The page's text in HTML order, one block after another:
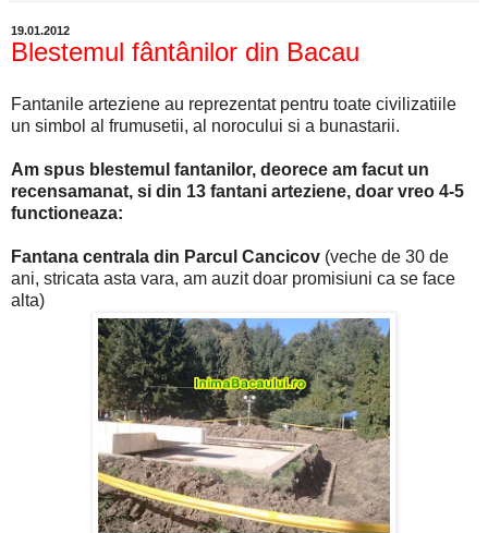
19.01.2012
Blestemul fântânilor din Bacau
Fantanile arteziene au reprezentat pentru toate civilizatiile
un simbol al frumusetii, al norocului si a bunastarii.
Am spus blestemul fantanilor, deorece am facut un
recensamanat, si din 13 fantani arteziene, doar vreo 4-5
functioneaza:
Fantana centrala din Parcul Cancicov (veche de 30 de
ani, stricata asta vara, am auzit doar promisiuni ca se face
alta)